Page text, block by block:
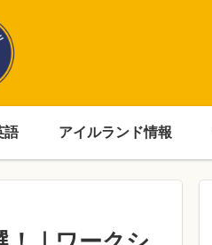
語 アイルランド情報